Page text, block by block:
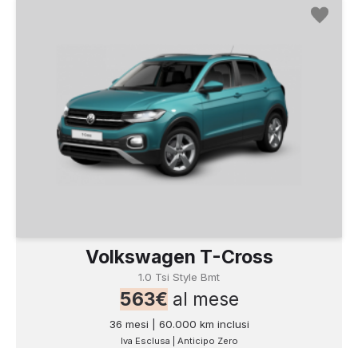
Volkswagen T-Cross
1.0 Tsi Style Bmt
563€ al mese
36 mesi | 60.000 km inclusi
Iva Esclusa | Anticipo Zero